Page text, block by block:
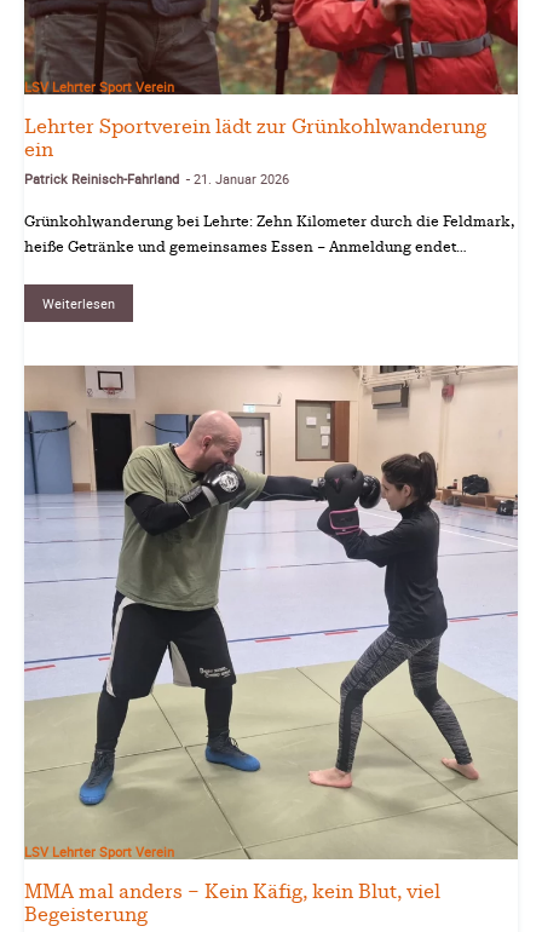
LSV Lehrter Sport Verein
Lehrter Sportverein lädt zur Grünkohlwanderung
ein
Patrick Reinisch-Fahrland - 21. Januar 2026
Grünkohlwanderung bei Lehrte: Zehn Kilometer durch die Feldmark,
heiße Getränke und gemeinsames Essen – Anmeldung endet…
Weiterlesen
LSV Lehrter Sport Verein
MMA mal anders – Kein Käfig, kein Blut, viel
Begeisterung